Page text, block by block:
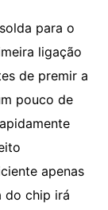
para o
ligação
de premir a
pouco de
apenas
do chip irá